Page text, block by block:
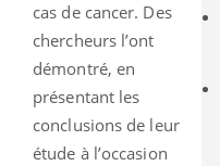
cas de cancer. Des
chercheurs l’ont
démontré, en
présentant les
conclusions de leur
étude à l’occasion